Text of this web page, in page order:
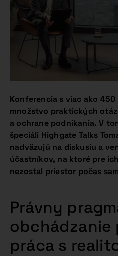
Konferencia s viac ako
množstvo praktických
a ochrane podnikania. V
špeciáli Highgate Talks
nadväzujú na diskusiu a
účastníkov, na ktoré pre
nezostal priestor počas
Právny
obchádzanie
práca s